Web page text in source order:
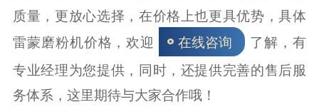
质量，更放心选择，在价格上也更具优势，具体
雷蒙磨粉机价格，欢迎
在线咨询
了解，有
专业经理为您提供，同时，还提供完善的售后服
务体系，这里期待与大家合作哦！